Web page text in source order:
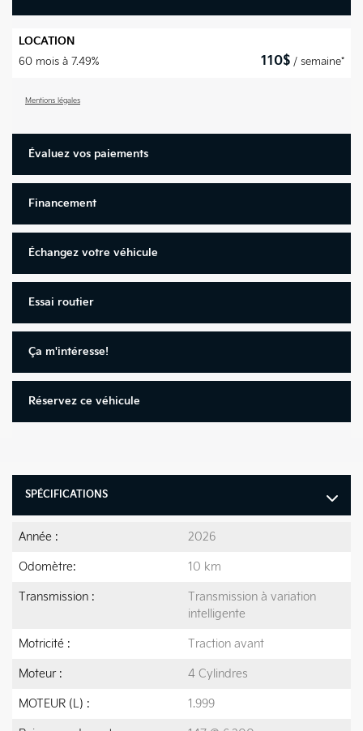
SPÉCIFICATIONS
Année : 2026
Odomètre: 10 km
Transmission :
Transmission à variation
intelligente
Motricité : Traction avant
Moteur : 4 Cylindres
MOTEUR (L) : 1.999
LOCATION
60 mois à 7.49%
110$ / semaine*
Mentions légales
Évaluez vos paiements
Financement
Échangez votre véhicule
Essai routier
Ça m'intéresse!
Réservez ce véhicule